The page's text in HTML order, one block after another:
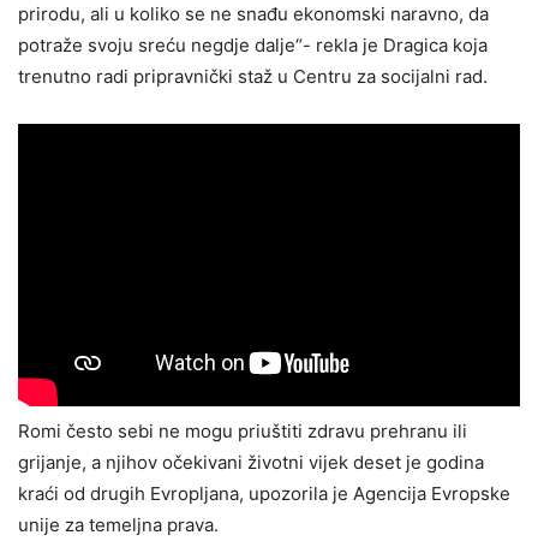
prirodu, ali u koliko se ne snađu ekonomski naravno, da
potraže svoju sreću negdje dalje“- rekla je Dragica koja
trenutno radi pripravnički staž u Centru za socijalni rad.
Romi često sebi ne mogu priuštiti zdravu prehranu ili
grijanje, a njihov očekivani životni vijek deset je godina
kraći od drugih Evropljana, upozorila je Agencija Evropske
unije za temeljna prava.